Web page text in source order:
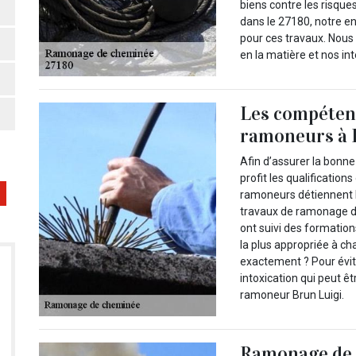
biens contre les
dans le 27180, notre
pour ces travaux.
en la matière et nos
Les
ramoneurs à
Afin d’assurer la
profit les qualifications
ramoneurs détiennent
travaux de ramonage
ont suivi des
la plus appropriée à
exactement ? Pour
intoxication qui peut
ramoneur Brun Luigi.